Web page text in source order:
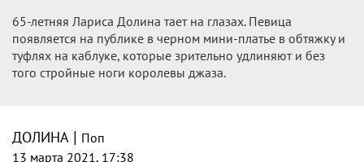
14 марта 2021, 12:05
Долина раскрыла секрет своего
экстремального похудения
экстремального снижения веса.